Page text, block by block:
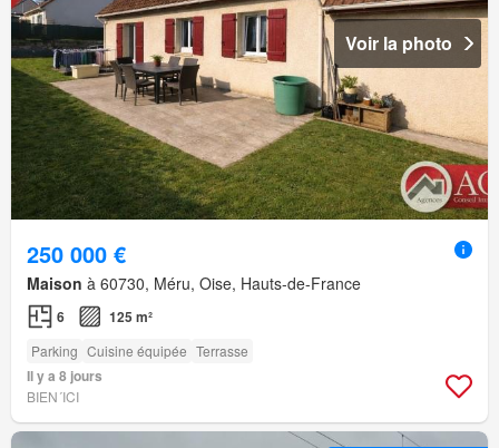
Voir la photo
250 000 €
Maison à 60730, Méru, Oise, Hauts-de-France
6 125 m²
Parking Cuisine équipée Terrasse
Il y a 8 jours
BIEN´ICI